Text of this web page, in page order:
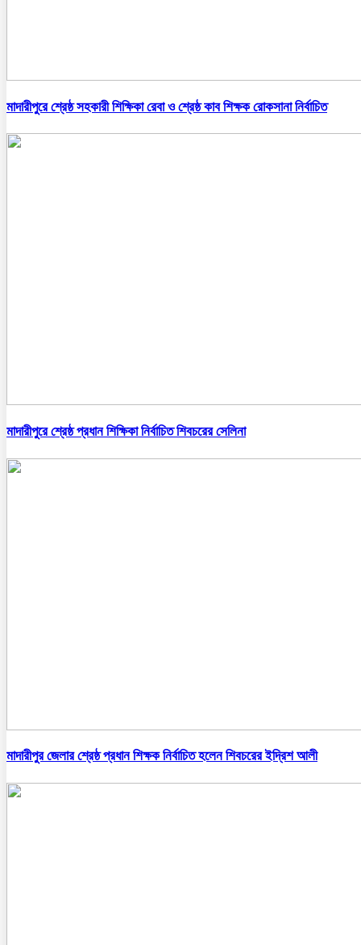
মাদারীপুরে শ্রেষ্ঠ সহকারী শিক্ষিকা রেবা ও শ্রেষ্ঠ কাব শিক্ষক রোকসানা নির্বাচিত
মাদারীপুরে শ্রেষ্ঠ প্রধান শিক্ষিকা নির্বাচিত শিবচরের সেলিনা
মাদারীপুর জেলার শ্রেষ্ঠ প্রধান শিক্ষক নির্বাচিত হলেন শিবচরের ইদ্রিশ আলী